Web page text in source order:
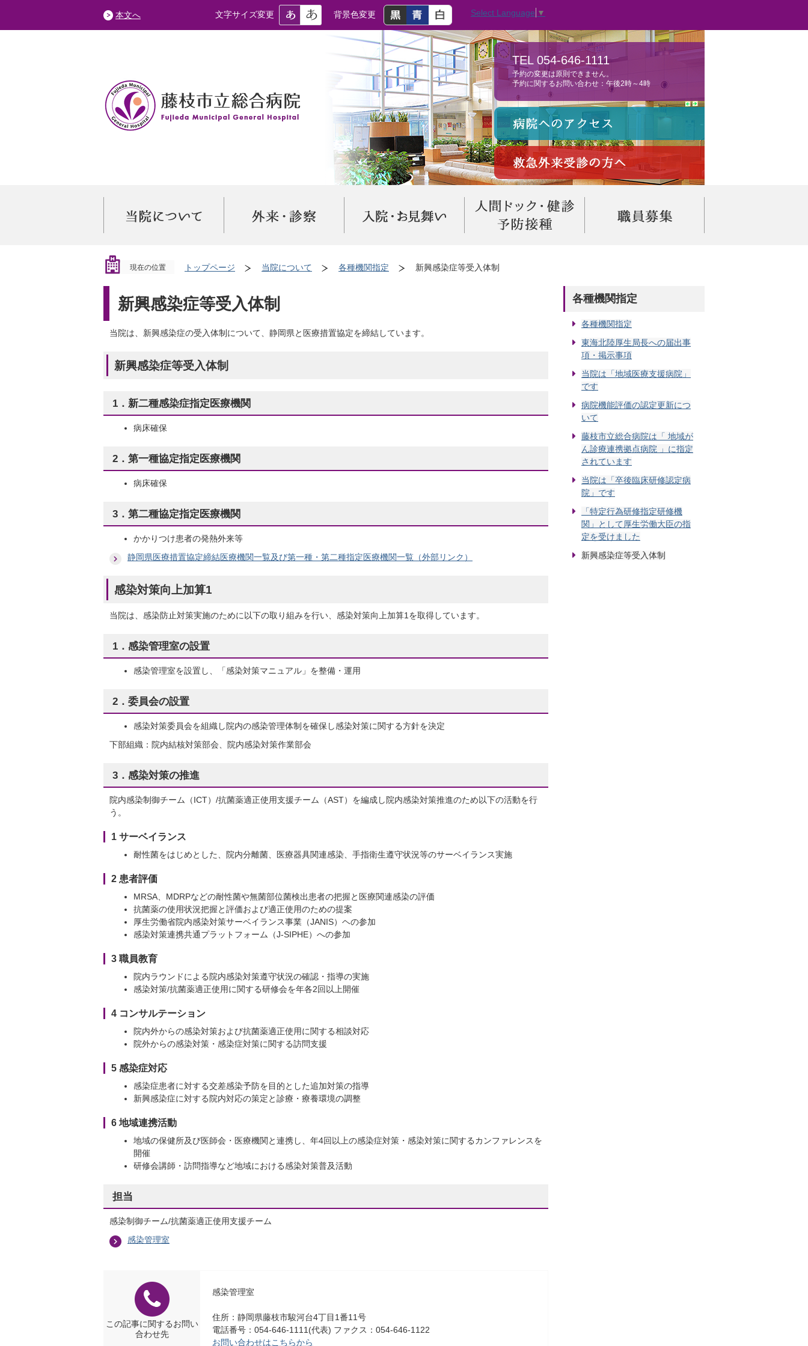
本文へ 文字サイズ変更 背景色変更 Select Language ▼
TEL 054-646-1111
予約の変更は原則できません。
予約に関するお問い合わせ：午後2時～4時
現在の位置 トップページ 当院について 各種機関指定 新興感染症等受入体制
新興感染症等受入体制
当院は、新興感染症の受入体制について、静岡県と医療措置協定を締結しています。
新興感染症等受入体制
1．新二種感染症指定医療機関
病床確保
2．第一種協定指定医療機関
病床確保
3．第二種協定指定医療機関
かかりつけ患者の発熱外来等
静岡県医療措置協定締結医療機関一覧及び第一種・第二種指定医療機関一覧（外部リンク）
感染対策向上加算1
当院は、感染防止対策実施のために以下の取り組みを行い、感染対策向上加算1を取得しています。
1．感染管理室の設置
感染管理室を設置し、「感染対策マニュアル」を整備・運用
2．委員会の設置
感染対策委員会を組織し院内の感染管理体制を確保し感染対策に関する方針を決定
下部組織：院内結核対策部会、院内感染対策作業部会
3．感染対策の推進
院内感染制御チーム（ICT）/抗菌薬適正使用支援チーム（AST）を編成し院内感染対策推進のため以下の活動を行
う。
1 サーベイランス
耐性菌をはじめとした、院内分離菌、医療器具関連感染、手指衛生遵守状況等のサーベイランス実施
2 患者評価
MRSA、MDRPなどの耐性菌や無菌部位菌検出患者の把握と医療関連感染の評価
抗菌薬の使用状況把握と評価および適正使用のための提案
厚生労働省院内感染対策サーベイランス事業（JANIS）ヘの参加
感染対策連携共通プラットフォーム（J‐SIPHE）への参加
3 職員教育
院内ラウンドによる院内感染対策遵守状況の確認・指導の実施
感染対策/抗菌薬適正使用に関する研修会を年各2回以上開催
4 コンサルテーション
院内外からの感染対策および抗菌薬適正使用に関する相談対応
院外からの感染対策・感染症対策に関する訪問支援
5 感染症対応
感染症患者に対する交差感染予防を目的とした追加対策の指導
新興感染症に対する院内対応の策定と診療・療養環境の調整
6 地域連携活動
地域の保健所及び医師会・医療機関と連携し、年4回以上の感染症対策・感染対策に関するカンファレンスを
開催
研修会講師・訪問指導など地域における感染対策普及活動
担当
感染制御チーム/抗菌薬適正使用支援チーム
感染管理室
この記事に関するお問い
合わせ先
感染管理室
住所：静岡県藤枝市駿河台4丁目1番11号
電話番号：054-646-1111(代表) ファクス：054-646-1122
お問い合わせはこちらから
各種機関指定
各種機関指定
東海北陸厚生局長への届出事
項・掲示事項
当院は「地域医療支援病院」
です
病院機能評価の認定更新につ
いて
藤枝市立総合病院は「 地域が
ん診療連携拠点病院 」に指定
されています
当院は「卒後臨床研修認定病
院」です
「特定行為研修指定研修機
関」として厚生労働大臣の指
定を受けました
新興感染症等受入体制